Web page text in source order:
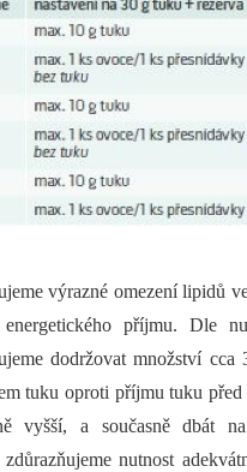
výrazné omezení lipidů
příjmu. Dle
dodržovat množství cca
tuku oproti příjmu tuku před
vyšší, a současně dbát
nutnost